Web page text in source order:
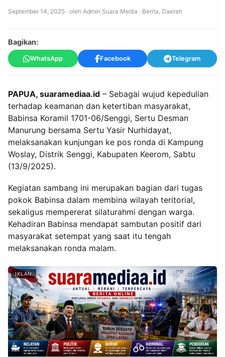
September 14, 2025 · oleh Admin Suara Media · Berita, Daerah
Bagikan:
WhatsApp Facebook Telegram
PAPUA, suaramediaa.id – Sebagai wujud kepedulian
terhadap keamanan dan ketertiban masyarakat,
Babinsa Koramil 1701-06/Senggi, Sertu Desman
Manurung bersama Sertu Yasir Nurhidayat,
melaksanakan kunjungan ke pos ronda di Kampung
Woslay, Distrik Senggi, Kabupaten Keerom, Sabtu
(13/9/2025).
Kegiatan sambang ini merupakan bagian dari tugas
pokok Babinsa dalam membina wilayah teritorial,
sekaligus mempererat silaturahmi dengan warga.
Kehadiran Babinsa mendapat sambutan positif dari
masyarakat setempat yang saat itu tengah
melaksanakan ronda malam.
IKLAN